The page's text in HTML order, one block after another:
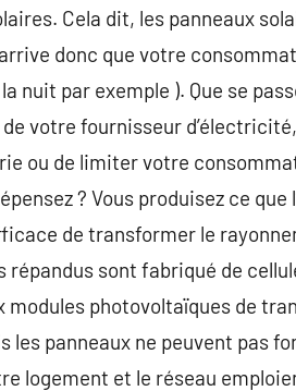
Cela dit, les panneaux
donc que votre
nuit par exemple ). Que se
votre fournisseur
ou de limiter votre
? Vous produisez ce
de transformer le
répandus sont fabriqué de
photovoltaïques de
les panneaux ne peuvent pas
logement et le réseau